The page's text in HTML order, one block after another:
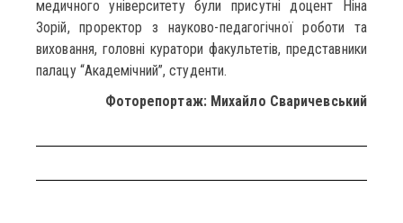
медичного університету були присутні доцент Ніна
Зорій, проректор з науково-педагогічної роботи та
виховання, головні куратори факультетів, представники
палацу “Академічний”, студенти.
Фоторепортаж: Михайло Сваричевський